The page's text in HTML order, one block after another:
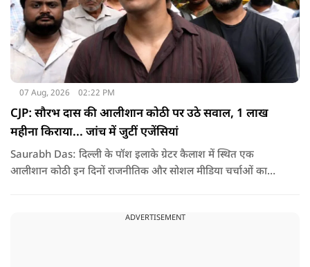
07 Aug, 2026 02:22 PM
CJP: सौरभ दास की आलीशान कोठी पर उठे सवाल, 1 लाख
महीना किराया... जांच में जुटीं एजेंसियां
Saurabh Das: दिल्ली के पॉश इलाके ग्रेटर कैलाश में स्थित एक
आलीशान कोठी इन दिनों राजनीतिक और सोशल मीडिया चर्चाओं का
ADVERTISEMENT